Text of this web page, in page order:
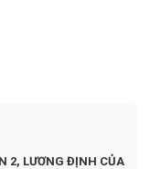
2, LƯƠNG ĐỊNH CỦA